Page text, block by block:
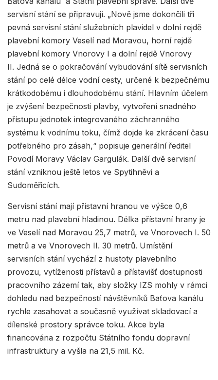
servisní stání se připravují. „Nově jsme dokončili tři
pevná servisní stání služebních plavidel v dolní rejdě
plavební komory Veselí nad Moravou, horní rejdě
plavební komory Vnorovy I a dolní rejdě Vnorovy
II. Jedná se o pokračování vybudování sítě servisních
stání po celé délce vodní cesty, určené k bezpečnému
krátkodobému i dlouhodobému stání. Hlavním účelem
je zvýšení bezpečnosti plavby, vytvoření snadného
přístupu jednotek integrovaného záchranného
systému k vodnímu toku, čímž dojde ke zkrácení času
potřebného pro zásah,“ popisuje generální ředitel
Povodí Moravy Václav Gargulák. Další dvě servisní
stání vzniknou ještě letos ve Spytihněvi a
Sudoměřicích.
Servisní stání mají přístavní hranou ve výšce 0,6
metru nad plavební hladinou. Délka přístavní hrany je
ve Veselí nad Moravou 25,7 metrů, ve Vnorovech I. 50
metrů a ve Vnorovech II. 30 metrů. Umístění
servisních stání vychází z hustoty plavebního
provozu, vytíženosti přístavů a přístavišť dostupnosti
pracovního zázemí tak, aby složky IZS mohly v rámci
dohledu nad bezpečností návštěvníků Baťova kanálu
rychle zasahovat a současně využívat skladovací a
dílenské prostory správce toku. Akce byla
financována z rozpočtu Státního fondu dopravní
infrastruktury a vyšla na 21,5 mil. Kč.